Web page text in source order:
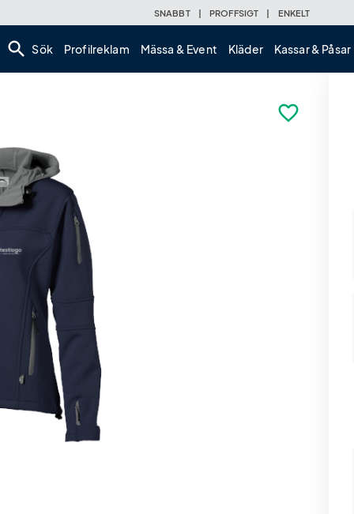
SNABBT | PROFFSIGT | ENKELT
search Sök Profilreklam Mässa & Event Kläder Kassar & Påsar
favorite_border